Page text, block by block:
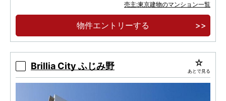
売主:東京建物のマンション一覧
物件エントリーする
Brillia City ふじみ野 あとで見る